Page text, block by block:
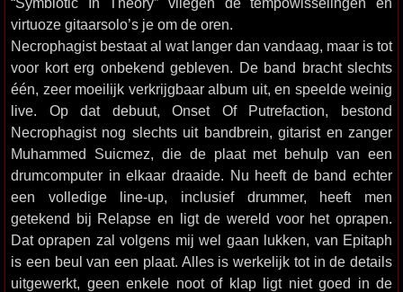
virtuoze gitaarsolo’s je om de oren.
Necrophagist bestaat al wat langer dan vandaag, maar is tot
voor kort erg onbekend gebleven. De band bracht slechts
één, zeer moeilijk verkrijgbaar album uit, en speelde weinig
live. Op dat debuut, Onset Of Putrefaction, bestond
Necrophagist nog slechts uit bandbrein, gitarist en zanger
Muhammed Suicmez, die de plaat met behulp van een
drumcomputer in elkaar draaide. Nu heeft de band echter
een volledige line-up, inclusief drummer, heeft men
getekend bij Relapse en ligt de wereld voor het oprapen.
Dat oprapen zal volgens mij wel gaan lukken, van Epitaph
is een beul van een plaat. Alles is werkelijk tot in de details
uitgewerkt, geen enkele noot of klap ligt niet goed in de